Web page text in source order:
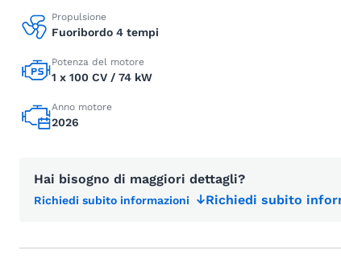
Propulsione
Fuoribordo 4 tempi
Potenza del motore
1 x 100 CV / 74 kW
Anno motore
2026
Hai bisogno di maggiori dettagli?
Richiedi subito informazioni Richiedi subito